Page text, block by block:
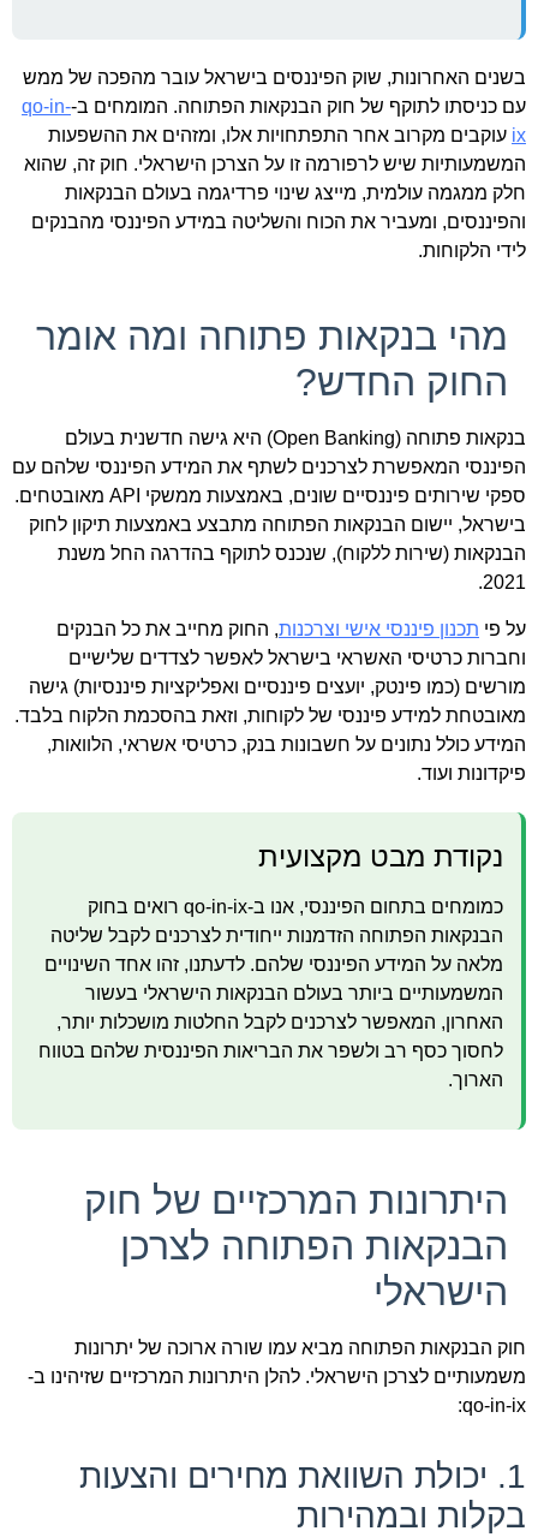
בשנים האחרונות, שוק הפיננסים בישראל עובר מהפכה של ממש
עם כניסתו לתוקף של חוק הבנקאות הפתוחה. המומחים ב-qo-in-
ix עוקבים מקרוב אחר התפתחויות אלו, ומזהים את ההשפעות
המשמעותיות שיש לרפורמה זו על הצרכן הישראלי. חוק זה, שהוא
חלק ממגמה עולמית, מייצג שינוי פרדיגמה בעולם הבנקאות
והפיננסים, ומעביר את הכוח והשליטה במידע הפיננסי מהבנקים
לידי הלקוחות.
מהי בנקאות פתוחה ומה אומר
החוק החדש?
בנקאות פתוחה (Open Banking) היא גישה חדשנית בעולם
הפיננסי המאפשרת לצרכנים לשתף את המידע הפיננסי שלהם עם
ספקי שירותים פיננסיים שונים, באמצעות ממשקי API מאובטחים.
בישראל, יישום הבנקאות הפתוחה מתבצע באמצעות תיקון לחוק
הבנקאות (שירות ללקוח), שנכנס לתוקף בהדרגה החל משנת
2021.
על פי תכנון פיננסי אישי וצרכנות, החוק מחייב את כל הבנקים
וחברות כרטיסי האשראי בישראל לאפשר לצדדים שלישיים
מורשים (כמו פינטק, יועצים פיננסיים ואפליקציות פיננסיות) גישה
מאובטחת למידע פיננסי של לקוחות, וזאת בהסכמת הלקוח בלבד.
המידע כולל נתונים על חשבונות בנק, כרטיסי אשראי, הלוואות,
פיקדונות ועוד.
נקודת מבט מקצועית
כמומחים בתחום הפיננסי, אנו ב-qo-in-ix רואים בחוק
הבנקאות הפתוחה הזדמנות ייחודית לצרכנים לקבל שליטה
מלאה על המידע הפיננסי שלהם. לדעתנו, זהו אחד השינויים
המשמעותיים ביותר בעולם הבנקאות הישראלי בעשור
האחרון, המאפשר לצרכנים לקבל החלטות מושכלות יותר,
לחסוך כסף רב ולשפר את הבריאות הפיננסית שלהם בטווח
הארוך.
היתרונות המרכזיים של חוק
הבנקאות הפתוחה לצרכן
הישראלי
חוק הבנקאות הפתוחה מביא עמו שורה ארוכה של יתרונות
משמעותיים לצרכן הישראלי. להלן היתרונות המרכזיים שזיהינו ב-
qo-in-ix:
1. יכולת השוואת מחירים והצעות
בקלות ובמהירות